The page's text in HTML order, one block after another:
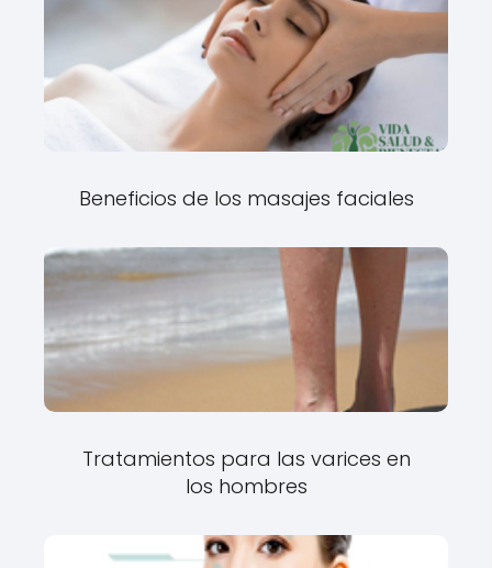
Beneficios de los masajes faciales
Tratamientos para las varices en
los hombres